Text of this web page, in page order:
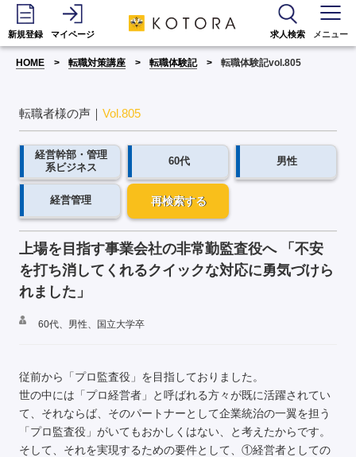
新規登録 マイページ 求人検索 メニュー
HOME 転職対策講座 転職体験記 転職体験記vol.805
転職者様の声｜ Vol.805
経営幹部・管理
系ビジネス
60代 男性
経営管理 再検索する
上場を目指す事業会社の非常勤監査役へ 「不安
を打ち消してくれるクイックな対応に勇気づけら
れました」
60代、男性、国立大学卒
従前から「プロ監査役」を目指しておりました。
世の中には「プロ経営者」と呼ばれる方々が既に活躍されてい
て、それならば、そのパートナーとして企業統治の一翼を担う
「プロ監査役」がいてもおかしくはない、と考えたからです。
そして、それを実現するための要件として、①経営者としての